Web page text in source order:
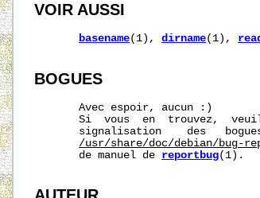
VOIR AUSSI
basename(1), dirname(1),
BOGUES
       Avec espoir, aucun :)
Si  vous  en  trouvez,
signalisation    des
/usr/share/doc/debian/bug-
       de manuel de
reportbug(1).